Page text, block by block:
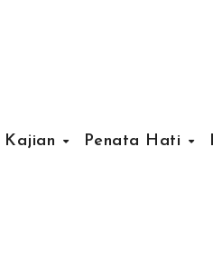
Kajian Penata Hati